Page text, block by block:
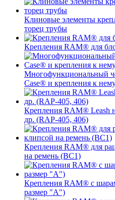
Клиновые элементы
торец трубы
Крепления RAM® для
Многофункциональный
Case® и крепления к
Крепления RAM® Leash
др. (RAP-405, 406)
Крепления RAM® для
на ремень (BC1)
Крепления RAM® с
размер "A")